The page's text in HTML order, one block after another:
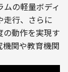
の軽量ボディ
走行、さらに
動作を実現す
関や教育機関